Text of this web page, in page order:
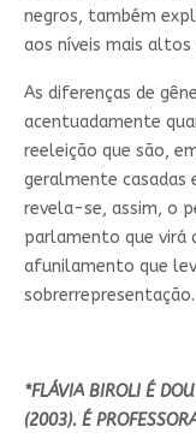
negros, também
aos níveis mais altos
As diferenças de
acentuadamente
reeleição que são,
geralmente casadas
revela-se, assim, o
parlamento que virá
afunilamento que
sobrerrepresentação.
*FLÁVIA BIROLI É
(2003). É